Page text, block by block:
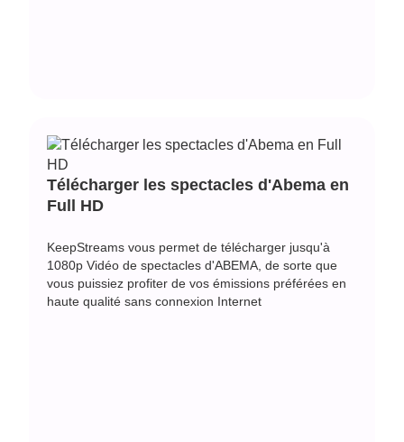
Télécharger les spectacles d'Abema en
Full HD
KeepStreams vous permet de télécharger jusqu'à
1080p Vidéo de spectacles d'ABEMA, de sorte que
vous puissiez profiter de vos émissions préférées en
haute qualité sans connexion Internet